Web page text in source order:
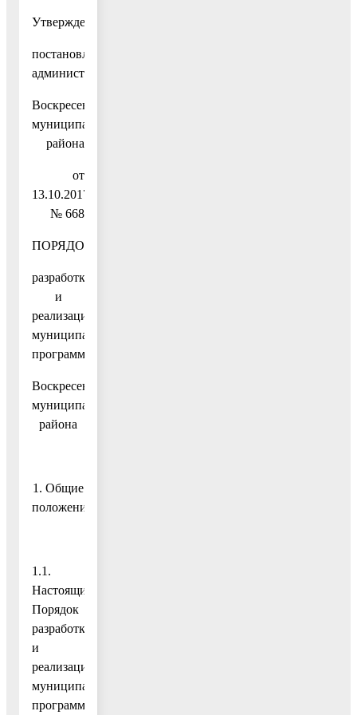
Утвержден
постановлением
администрации
Воскресенского
муниципального
района
от
13.10.2017
№ 668
ПОРЯДОК
разработки
и
реализации
муниципальных
программ
Воскресенского
муниципального
района
1. Общие
положения
1.1.
Настоящий
Порядок
разработки
и
реализации
муниципальных
программ